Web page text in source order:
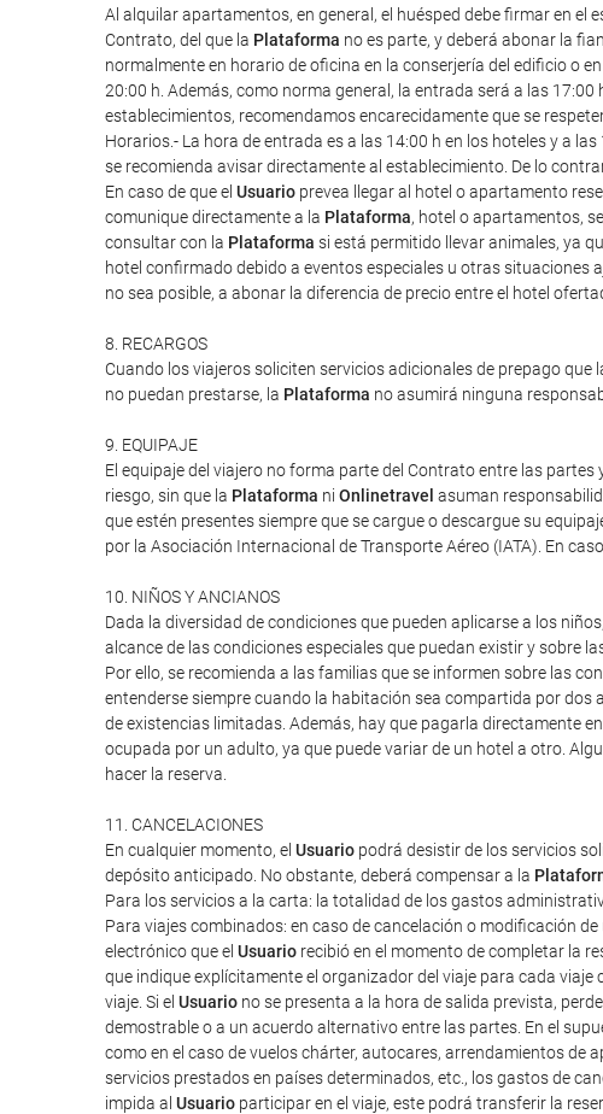
Al alquilar apartamentos, en general, el huésped debe firmar en
Contrato, del que la Plataforma no es parte, y deberá abonar la
normalmente en horario de oficina en la conserjería del edificio o
20:00 h. Además, como norma general, la entrada será a las
establecimientos, recomendamos encarecidamente que se
Horarios.- La hora de entrada es a las 14:00 h en los hoteles y a
se recomienda avisar directamente al establecimiento. De lo
En caso de que el Usuario prevea llegar al hotel o apartamento
comunique directamente a la Plataforma, hotel o apartamentos,
consultar con la Plataforma si está permitido llevar animales, ya
hotel confirmado debido a eventos especiales u otras situaciones
no sea posible, a abonar la diferencia de precio entre el hotel
8. RECARGOS
Cuando los viajeros soliciten servicios adicionales de prepago que
no puedan prestarse, la Plataforma no asumirá ninguna
9. EQUIPAJE
El equipaje del viajero no forma parte del Contrato entre las partes
riesgo, sin que la Plataforma ni Onlinetravel asuman
que estén presentes siempre que se cargue o descargue su
por la Asociación Internacional de Transporte Aéreo (IATA). En
10. NIÑOS Y ANCIANOS
Dada la diversidad de condiciones que pueden aplicarse a los
alcance de las condiciones especiales que puedan existir y sobre
Por ello, se recomienda a las familias que se informen sobre las
entenderse siempre cuando la habitación sea compartida por dos
de existencias limitadas. Además, hay que pagarla directamente
ocupada por un adulto, ya que puede variar de un hotel a otro.
hacer la reserva.
11. CANCELACIONES
En cualquier momento, el Usuario podrá desistir de los servicios
depósito anticipado. No obstante, deberá compensar a la
Para los servicios a la carta: la totalidad de los gastos
Para viajes combinados: en caso de cancelación o modificación de
electrónico que el Usuario recibió en el momento de completar la
que indique explícitamente el organizador del viaje para cada viaje
viaje. Si el Usuario no se presenta a la hora de salida prevista,
demostrable o a un acuerdo alternativo entre las partes. En el
como en el caso de vuelos chárter, autocares, arrendamientos
servicios prestados en países determinados, etc., los gastos de
impida al Usuario participar en el viaje, este podrá transferir la